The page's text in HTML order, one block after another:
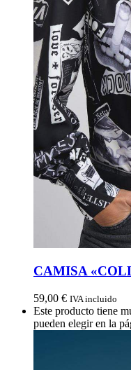
CAMISA
59,00 € IVA incluido
Este producto tiene
pueden elegir en la